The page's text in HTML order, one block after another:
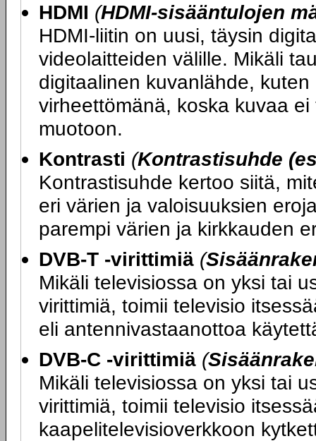
HDMI (HDMI-sisääntulojen
HDMI-liitin on uusi, täysin
videolaitteiden välille. Mikäli
digitaalinen kuvanlähde,
virheettömänä, koska kuvaa
muotoon.
Kontrasti (Kontrastisuhde
Kontrastisuhde kertoo siitä,
eri värien ja valoisuuksien
parempi värien ja kirkkauden
DVB-T -virittimiä (
Mikäli televisiossa on yksi tai
virittimiä, toimii televisio
eli antennivastaanottoa
DVB-C -virittimiä (
Mikäli televisiossa on yksi tai
virittimiä, toimii televisio
kaapelitelevisioverkkoon